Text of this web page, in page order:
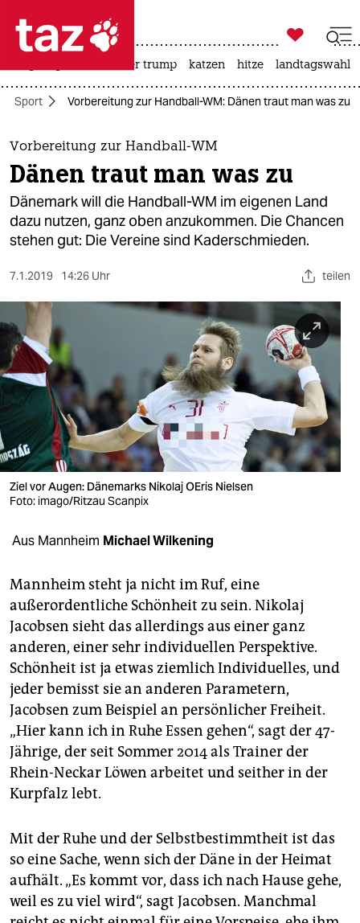
 taz zahl ich
taz zahl ich
themen
politik
öko
gesellschaft
sport
berlin
nord
wahrheit
verlag
verlag
veranstaltungen
fragen & hilfe
unterstützen
abo
genossenschaft
epaper login

taz zahl ich
usa unter trump katzen hitze landtagswahl
Sport Vorbereitung zur Handball-WM: Dänen traut man was zu
Vorbereitung zur Handball-WM
Dänen traut man was zu
Dänemark will die Handball-WM im eigenen Land
dazu nutzen, ganz oben anzukommen. Die Chancen
stehen gut: Die Vereine sind Kaderschmieden.
7.1.2019 14:26 Uhr teilen
Ziel vor Augen: Dänemarks Nikolaj OEris Nielsen
Foto: imago/Ritzau Scanpix
Aus Mannheim Michael Wilkening
Mannheim steht ja nicht im Ruf, eine
außerordentliche Schönheit zu sein. Nikolaj
Jacobsen sieht das allerdings aus einer ganz
anderen, einer sehr individuellen Perspektive.
Schönheit ist ja etwas ziemlich Individuelles, und
jeder bemisst sie an anderen Parametern,
Jacobsen zum Beispiel an persönlicher Freiheit.
„Hier kann ich in Ruhe Essen gehen“, sagt der 47-
Jährige, der seit Sommer 2014 als Trainer der
Rhein-Neckar Löwen arbeitet und seither in der
Kurpfalz lebt.
Mit der Ruhe und der Selbstbestimmtheit ist das
so eine Sache, wenn sich der Däne in der Heimat
aufhält. „Es kommt vor, dass ich nach Hause gehe,
weil es zu viel wird“, sagt Jacobsen. Manchmal